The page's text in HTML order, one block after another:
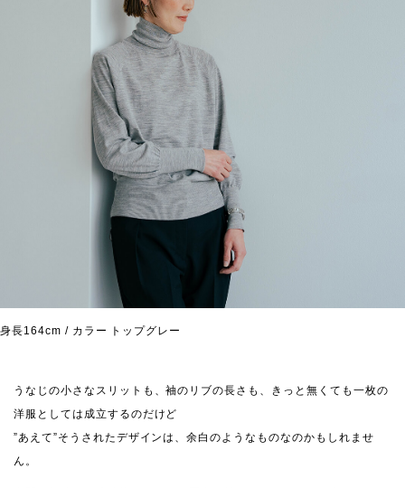
身長164cm / カラー トップグレー
うなじの小さなスリットも、袖のリブの長さも、きっと無くても一枚の
洋服としては成立するのだけど
”あえて”そうされたデザインは、余白のようなものなのかもしれませ
ん。